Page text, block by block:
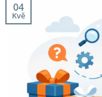
04
Kvě